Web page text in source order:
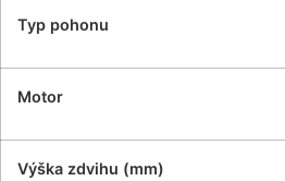
Typ pohonu
Motor
Výška zdvihu (mm)